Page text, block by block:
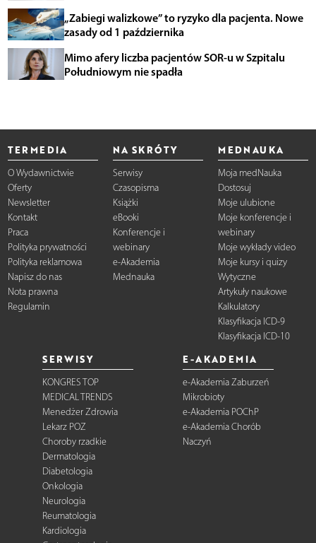
„Zabiegi walizkowe” to ryzyko dla pacjenta. Nowe
zasady od 1 października
Mimo afery liczba pacjentów SOR-u w Szpitalu
Południowym nie spadła
TERMEDIA
O Wydawnictwie
Oferty
Newsletter
Kontakt
Praca
Polityka prywatności
Polityka reklamowa
Napisz do nas
Nota prawna
Regulamin
NA SKRÓTY
Serwisy
Czasopisma
Książki
eBooki
Konferencje i
webinary
e-Akademia
Mednauka
MEDNAUKA
Moja medNauka
Dostosuj
Moje ulubione
Moje konferencje i
webinary
Moje wykłady video
Moje kursy i quizy
Wytyczne
Artykuły naukowe
Kalkulatory
Klasyfikacja ICD-9
Klasyfikacja ICD-10
SERWISY
KONGRES TOP
MEDICAL TRENDS
Menedżer Zdrowia
Lekarz POZ
Choroby rzadkie
Dermatologia
Diabetologia
Onkologia
Neurologia
Reumatologia
Kardiologia
E-AKADEMIA
e-Akademia Zaburzeń
Mikrobioty
e-Akademia POChP
e-Akademia Chorób
Naczyń